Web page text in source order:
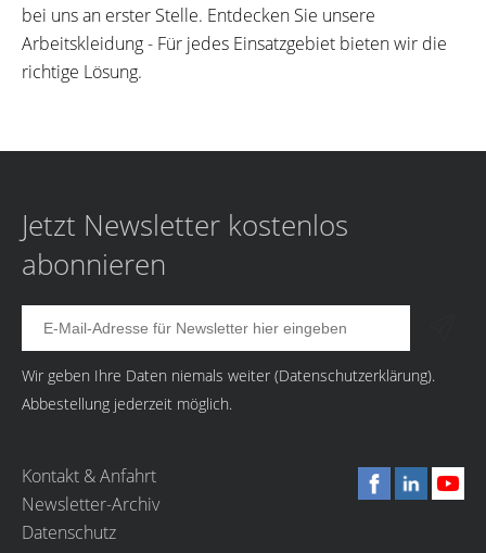
bei uns an erster Stelle. Entdecken Sie unsere
Arbeitskleidung - Für jedes Einsatzgebiet bieten wir die
richtige Lösung.
Jetzt Newsletter kostenlos
abonnieren
Wir geben Ihre Daten niemals weiter (Datenschutzerklärung).
Abbestellung jederzeit möglich.
Kontakt & Anfahrt
Newsletter-Archiv
Datenschutz